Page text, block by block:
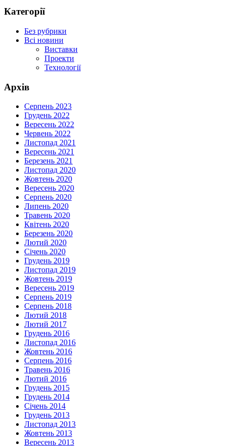
Категорії
Без рубрики
Всі новини
Виставки
Проекти
Технології
Архів
Серпень 2023
Грудень 2022
Вересень 2022
Червень 2022
Листопад 2021
Вересень 2021
Березень 2021
Листопад 2020
Жовтень 2020
Вересень 2020
Серпень 2020
Липень 2020
Травень 2020
Квітень 2020
Березень 2020
Лютий 2020
Січень 2020
Грудень 2019
Листопад 2019
Жовтень 2019
Вересень 2019
Серпень 2019
Серпень 2018
Лютий 2018
Лютий 2017
Грудень 2016
Листопад 2016
Жовтень 2016
Серпень 2016
Травень 2016
Лютий 2016
Грудень 2015
Грудень 2014
Січень 2014
Грудень 2013
Листопад 2013
Жовтень 2013
Вересень 2013